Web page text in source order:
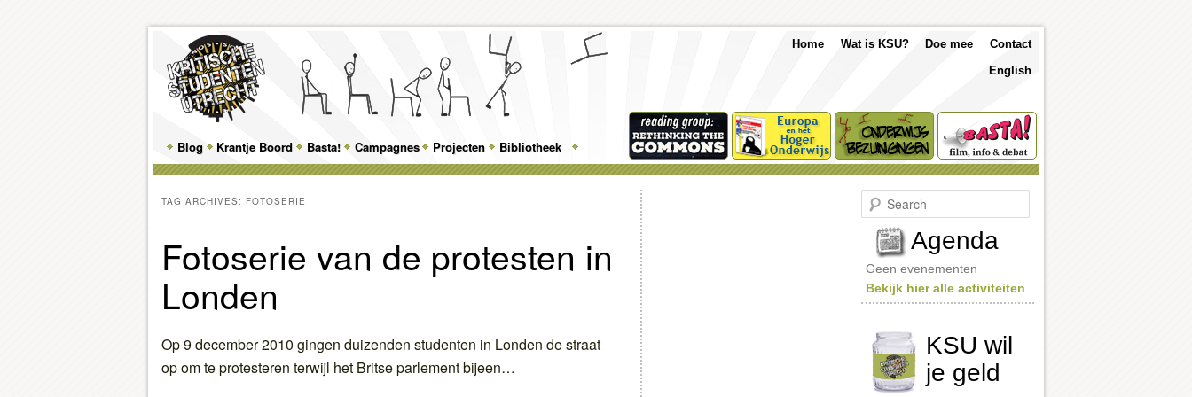
Main
menu
Skip
to
primary
Skip
to
secondary
Blog Krantje Boord Basta! Campagnes Projecten Bibliotheek
TopSkip
content
Skip
content
Contact
Doe mee
Wat is KSU?
Home
English
Top
Feature
Menu
Skip
to
primary
Skip
to
secondary
TAG ARCHIVES: FOTOSERIE
Fotoserie van de protesten in
Londen
Op 9 december 2010 gingen duizenden studenten in Londen de straat
op om te protesteren terwijl het Britse parlement bijeen…
e
c
h
Agenda
Geen evenementen
Bekijk hier alle activiteiten
KSU wil
je geld